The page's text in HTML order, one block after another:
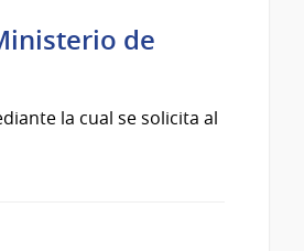
de
la cual se solicita al